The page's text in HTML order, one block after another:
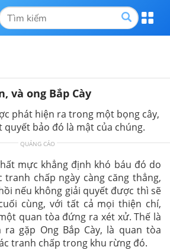
và ong Bắp Cày
phát hiện ra trong một bọng cây,
quyết bảo đó là mật của chúng.
QUẢNG CÁO
mực khẳng định khó báu đó do
tranh chấp ngày càng căng thẳng,
nếu không giải quyết được thì sẽ
cùng, với tất cả mọi thiện chí,
quan tòa đứng ra xét xử. Thế là
gặp Ong Bắp Cày, là quan tòa
tranh chấp trong khu rừng đó.